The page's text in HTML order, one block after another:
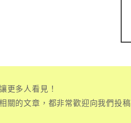
更多人看見！
關的文章，都非常歡迎向我們投稿